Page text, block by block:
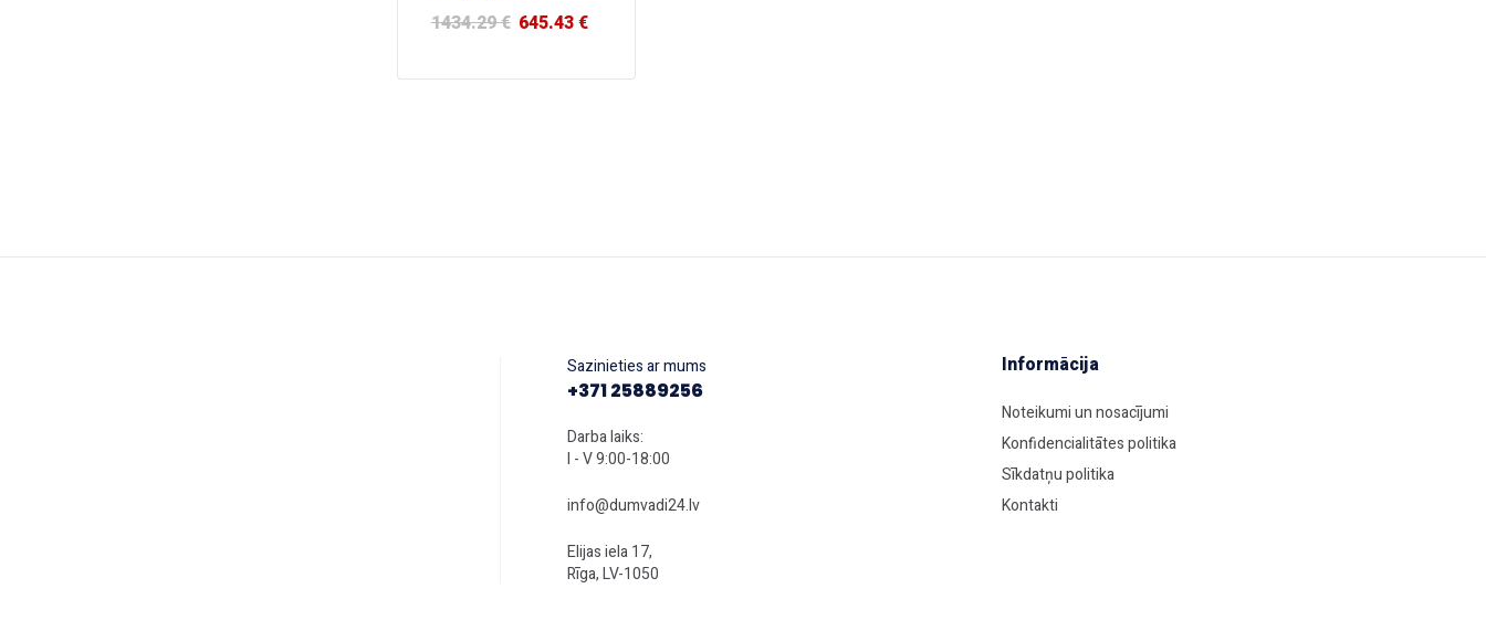
1434.29€ 645.43€
Sazinieties ar mums
+371 25889256
Darba laiks:
I - V 9:00-18:00
info@dumvadi24.lv
Elijas iela 17,
Rīga, LV-1050
Informācija
Noteikumi un nosacījumi
Konfidencialitātes politika
Sīkdatņu politika
Kontakti